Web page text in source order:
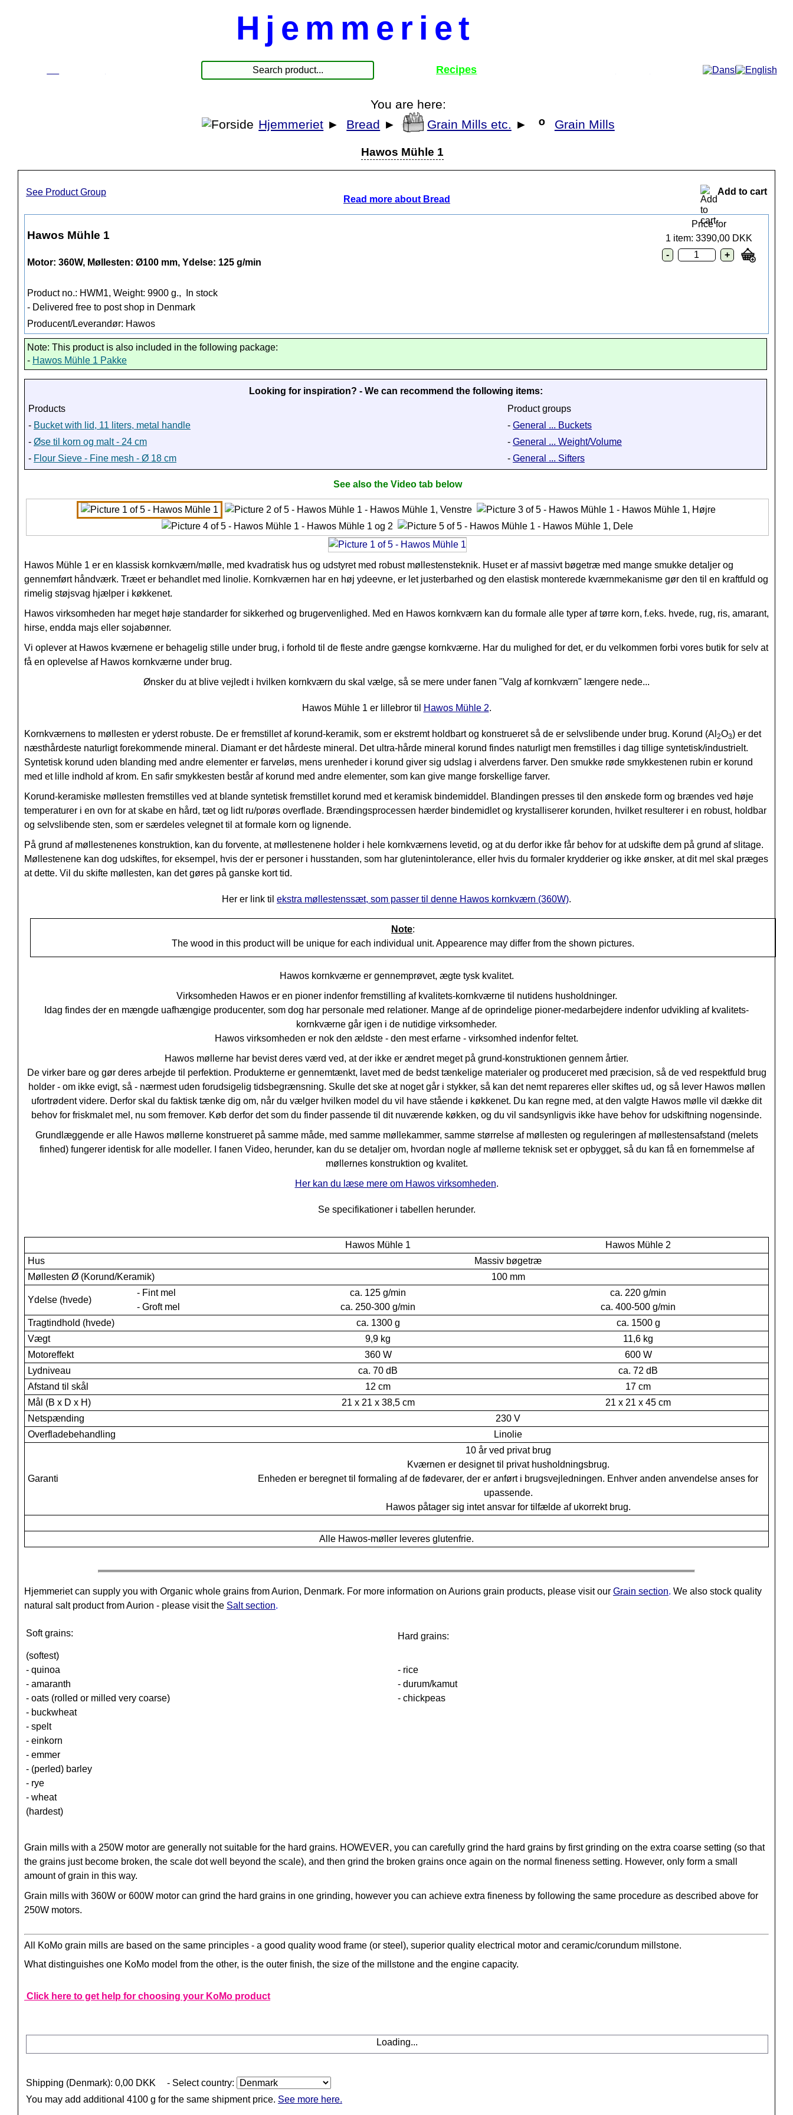
Hjemmeriet
Recipes
You are here:
Hjemmeriet ► Bread ► Grain Mills etc. ► Grain Mills
Hawos Mühle 1
See Product Group
Read more about Bread
Add to cart
Hawos Mühle 1
Motor: 360W, Møllesten: Ø100 mm, Ydelse: 125 g/min
Product no.: HWM1, Weight: 9900 g.,
In stock
- Delivered free to post shop in Denmark
Producent/Leverandør: Hawos
Price for
1 item: 3390,00 DKK
Note: This product is also included in the following package:
- Hawos Mühle 1 Pakke
Looking for inspiration? - We can recommend the following items:
Products
Product groups
- Bucket with lid, 11 liters, metal handle - General ... Buckets
- Øse til korn og malt - 24 cm - General ... Weight/Volume
- Flour Sieve - Fine mesh - Ø 18 cm - General ... Sifters
See also the Video tab below
Hawos Mühle 1 er en klassisk kornkværn/mølle, med kvadratisk hus og udstyret med robust møllestensteknik. Huset er af massivt bøgetræ med mange smukke detaljer og
gennemført håndværk. Træet er behandlet med linolie. Kornkværnen har en høj ydeevne, er let justerbarhed og den elastisk monterede kværnmekanisme gør den til en kraftfuld og
rimelig støjsvag hjælper i køkkenet.
Hawos virksomheden har meget høje standarder for sikkerhed og brugervenlighed. Med en Hawos kornkværn kan du formale alle typer af tørre korn, f.eks. hvede, rug, ris, amarant,
hirse, endda majs eller sojabønner.
Vi oplever at Hawos kværnene er behagelig stille under brug, i forhold til de fleste andre gængse kornkværne. Har du mulighed for det, er du velkommen forbi vores butik for selv at
få en oplevelse af Hawos kornkværne under brug.
Ønsker du at blive vejledt i hvilken kornkværn du skal vælge, så se mere under fanen "Valg af kornkværn" længere nede...
Hawos Mühle 1 er lillebror til Hawos Mühle 2.
Kornkværnens to møllesten er yderst robuste. De er fremstillet af korund-keramik, som er ekstremt holdbart og konstrueret så de er selvslibende under brug. Korund (Al 2O3) er det
næsthårdeste naturligt forekommende mineral. Diamant er det hårdeste mineral. Det ultra-hårde mineral korund findes naturligt men fremstilles i dag tillige syntetisk/industrielt.
Syntetisk korund uden blanding med andre elementer er farveløs, mens urenheder i korund giver sig udslag i alverdens farver. Den smukke røde smykkestenen rubin er korund
med et lille indhold af krom. En safir smykkesten består af korund med andre elementer, som kan give mange forskellige farver.
Korund-keramiske møllesten fremstilles ved at blande syntetisk fremstillet korund med et keramisk bindemiddel. Blandingen presses til den ønskede form og brændes ved høje
temperaturer i en ovn for at skabe en hård, tæt og lidt ru/porøs overflade. Brændingsprocessen hærder bindemidlet og krystalliserer korunden, hvilket resulterer i en robust, holdbar
og selvslibende sten, som er særdeles velegnet til at formale korn og lignende.
På grund af møllestenenes konstruktion, kan du forvente, at møllestenene holder i hele kornkværnens levetid, og at du derfor ikke får behov for at udskifte dem på grund af slitage.
Møllestenene kan dog udskiftes, for eksempel, hvis der er personer i husstanden, som har glutenintolerance, eller hvis du formaler krydderier og ikke ønsker, at dit mel skal præges
at dette. Vil du skifte møllesten, kan det gøres på ganske kort tid.
Her er link til ekstra møllestenssæt, som passer til denne Hawos kornkværn (360W).
Note:
The wood in this product will be unique for each individual unit. Appearence may differ from the shown pictures.
Hawos kornkværne er gennemprøvet, ægte tysk kvalitet.
Virksomheden Hawos er en pioner indenfor fremstilling af kvalitets-kornkværne til nutidens husholdninger.
Idag findes der en mængde uafhængige producenter, som dog har personale med relationer. Mange af de oprindelige pioner-medarbejdere indenfor udvikling af kvalitets-
kornkværne går igen i de nutidige virksomheder.
Hawos virksomheden er nok den ældste - den mest erfarne - virksomhed indenfor feltet.
Hawos møllerne har bevist deres værd ved, at der ikke er ændret meget på grund-konstruktionen gennem årtier.
De virker bare og gør deres arbejde til perfektion. Produkterne er gennemtænkt, lavet med de bedst tænkelige materialer og produceret med præcision, så de ved respektfuld brug
holder - om ikke evigt, så - nærmest uden forudsigelig tidsbegrænsning. Skulle det ske at noget går i stykker, så kan det nemt repareres eller skiftes ud, og så lever Hawos møllen
ufortrødent videre. Derfor skal du faktisk tænke dig om, når du vælger hvilken model du vil have stående i køkkenet. Du kan regne med, at den valgte Hawos mølle vil dække dit
behov for friskmalet mel, nu som fremover. Køb derfor det som du finder passende til dit nuværende køkken, og du vil sandsynligvis ikke have behov for udskiftning nogensinde.
Grundlæggende er alle Hawos møllerne konstrueret på samme måde, med samme møllekammer, samme størrelse af møllesten og reguleringen af møllestensafstand (melets
finhed) fungerer identisk for alle modeller. I fanen Video, herunder, kan du se detaljer om, hvordan nogle af møllerne teknisk set er opbygget, så du kan få en fornemmelse af
møllernes konstruktion og kvalitet.
Her kan du læse mere om Hawos virksomheden.
Se specifikationer i tabellen herunder.
Hawos Mühle 1
Hawos Mühle 2
Hus
Massiv bøgetræ
Møllesten Ø (Korund/Keramik)
100 mm
Ydelse (hvede)
- Fint mel
- Groft mel
ca. 125 g/min
ca. 250-300 g/min
ca. 220 g/min
ca. 400-500 g/min
Tragtindhold (hvede)
ca. 1300 g
ca. 1500 g
Vægt
9,9 kg
11,6 kg
Motoreffekt
360 W
600 W
Lydniveau
ca. 70 dB
ca. 72 dB
Afstand til skål
12 cm
17 cm
Mål (B x D x H)
21 x 21 x 38,5 cm
21 x 21 x 45 cm
Netspænding
230 V
Overfladebehandling
Linolie
Garanti
10 år ved privat brug
Kværnen er designet til privat husholdningsbrug.
Enheden er beregnet til formaling af de fødevarer, der er anført i brugsvejledningen. Enhver anden anvendelse anses for
upassende.
Hawos påtager sig intet ansvar for tilfælde af ukorrekt brug.
Alle Hawos-møller leveres glutenfrie.
Hjemmeriet can supply you with Organic whole grains from Aurion, Denmark. For more information on Aurions grain products, please visit our Grain section. We also stock quality
natural salt product from Aurion - please visit the Salt section.
Soft grains:
Hard grains:
(softest)
- quinoa
- amaranth
- oats (rolled or milled very coarse)
- buckwheat
- spelt
- einkorn
- emmer
- (perled) barley
- rye
- wheat
(hardest)
- rice
- durum/kamut
- chickpeas
Grain mills with a 250W motor are generally not suitable for the hard grains. HOWEVER, you can carefully grind the hard grains by first grinding on the extra coarse setting (so that
the grains just become broken, the scale dot well beyond the scale), and then grind the broken grains once again on the normal fineness setting. However, only form a small
amount of grain in this way.
Grain mills with 360W or 600W motor can grind the hard grains in one grinding, however you can achieve extra fineness by following the same procedure as described above for
250W motors.
All KoMo grain mills are based on the same principles - a good quality wood frame (or steel), superior quality electrical motor and ceramic/corundum millstone.
What distinguishes one KoMo model from the other, is the outer finish, the size of the millstone and the engine capacity.
Click here to get help for choosing your KoMo product
Loading...
Shipping (Denmark): 0,00 DKK
- Select country:
You may add additional 4100 g for the same shipment price. See more here.